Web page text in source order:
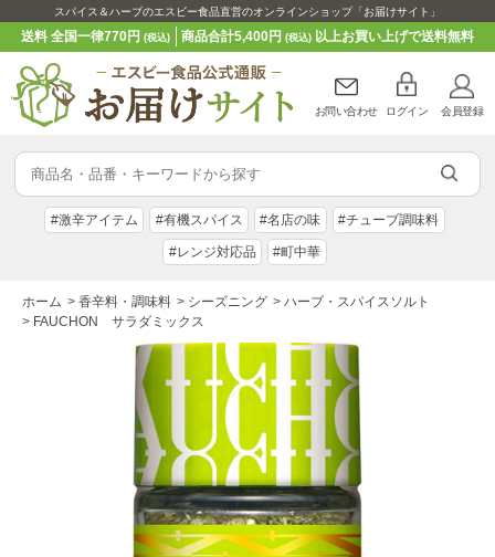
スパイス＆ハーブのエスビー食品直営のオンラインショップ「お届けサイト」
送料 全国一律770円(税込) 商品合計5,400円 (税込)以上お買い上げで送料無料
お問い合わせ ログイン 会員登録
#激辛アイテム #有機スパイス #名店の味 #チューブ調味料
#レンジ対応品 #町中華
ホーム > 香辛料・調味料 > シーズニング > ハーブ・スパイスソルト
> FAUCHON サラダミックス